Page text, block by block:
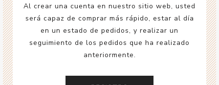
Al crear una cuenta en nuestro sitio web, usted
será capaz de comprar más rápido, estar al día
en un estado de pedidos, y realizar un
seguimiento de los pedidos que ha realizado
anteriormente.